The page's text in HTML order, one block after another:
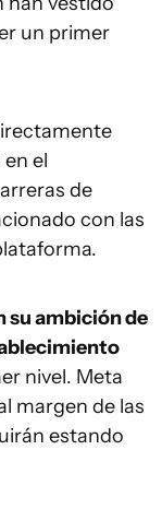
un primer
el
de
con las
su ambición de
nivel. Meta
margen de las
estando